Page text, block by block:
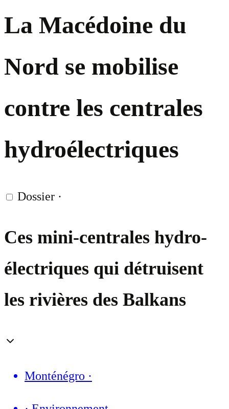
La Macédoine du
Nord se mobilise
contre les centrales
hydroélectriques
Dossier ·
Ces mini-centrales hydro-
électriques qui détruisent
les rivières des Balkans
Monténégro ·